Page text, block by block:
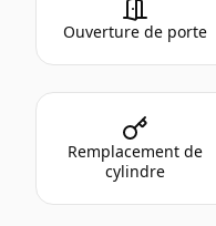
Ouverture de porte
Remplacement de
cylindre